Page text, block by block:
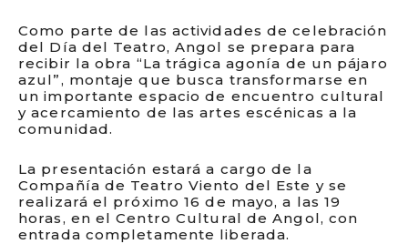
Como parte de las actividades de celebración
del Día del Teatro, Angol se prepara para
recibir la obra “La trágica agonía de un pájaro
azul”, montaje que busca transformarse en
un importante espacio de encuentro cultural
y acercamiento de las artes escénicas a la
comunidad.
La presentación estará a cargo de la
Compañía de Teatro Viento del Este y se
realizará el próximo 16 de mayo, a las 19
horas, en el Centro Cultural de Angol, con
entrada completamente liberada.